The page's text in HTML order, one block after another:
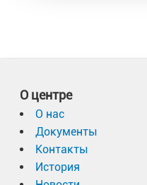
О центре
О нас
Документы
Контакты
История